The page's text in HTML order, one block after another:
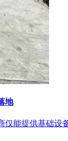
地
能提供基础